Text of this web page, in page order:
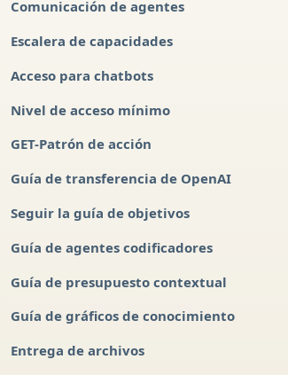
Comunicación de agentes
Escalera de capacidades
Acceso para chatbots
Nivel de acceso mínimo
GET-Patrón de acción
Guía de transferencia de OpenAI
Seguir la guía de objetivos
Guía de agentes codificadores
Guía de presupuesto contextual
Guía de gráficos de conocimiento
Entrega de archivos